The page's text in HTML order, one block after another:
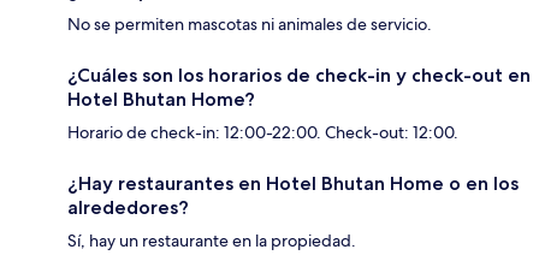
No se permiten mascotas ni animales de servicio.
¿Cuáles son los horarios de check-in y check-out en
Hotel Bhutan Home?
Horario de check-in: 12:00-22:00. Check-out: 12:00.
¿Hay restaurantes en Hotel Bhutan Home o en los
alrededores?
Sí, hay un restaurante en la propiedad.